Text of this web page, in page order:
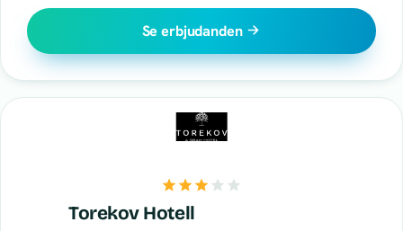
Se erbjudanden
Torekov Hotell